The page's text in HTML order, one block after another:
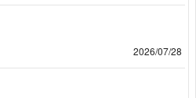
2026/07/28